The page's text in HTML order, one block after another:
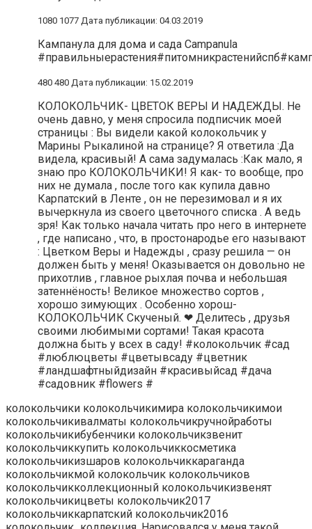
1080 1077 Дата публикации: 04.03.2019
Кампанула для дома и сада Campanula
480 480 Дата публикации: 15.02.2019
КОЛОКОЛЬЧИК- ЦВЕТОК ВЕРЫ И НАДЕЖДЫ. Не
очень давно, у меня спросила подписчик моей
страницы : Вы видели какой колокольчик у
Марины Рыкалиной на странице? Я ответила :Да
видела, красивый! А сама задумалась :Как мало, я
знаю про КОЛОКОЛЬЧИКИ! Я как- то вообще, про
них не думала , после того как купила давно
Карпатский в Ленте , он не перезимовал и я их
вычеркнула из своего цветочного списка . А ведь
зря! Как только начала читать про него в интернете
, где написано , что, в простонародье его называют
: Цветком Веры и Надежды , сразу решила — он
должен быть у меня! Оказывается он довольно не
прихотлив , главное рыхлая почва и небольшая
затеннёность! Великое множество сортов ,
хорошо зимующих . Особенно хорош-
КОЛОКОЛЬЧИК Скученый. ❤ Делитесь , друзья
своими любимыми сортами! Такая красота
должна быть у всех в саду! #колокольчик #сад
#люблюцветы #цветывсаду #цветник
#ландшафтныйдизайн #красивыйсад #дача
#садовник #flowers #
колокольчики колокольчикимира колокольчикимои
колокольчикивалматы колокольчикручнойработы
колокольчикибубенчики колокольчикзвенит
колокольчиккупить колокольчиккосметика
колокольчикизшаров колокольчиккараганда
колокольчикмой колокольчик колокольчиков
колокольчикколлекционный колокольчикизвенят
колокольчикицветы колокольчик2017
колокольчиккарпатский колокольчик2016